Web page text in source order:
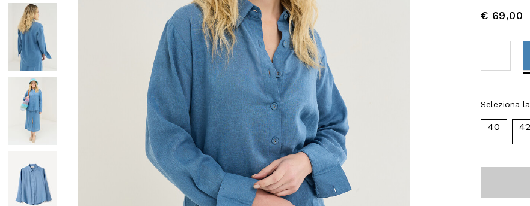
Occhiali da Sole
Ombrelli
Gift box
Price
from
€ 69,00to
Seleziona
40 42